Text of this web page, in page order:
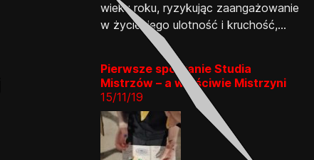
wieku roku, ryzykując zaangażowanie
w życie, jego ulotność i kruchość,...
Pierwsze spotkanie Studia
Mistrzów – a właściwie Mistrzyni
15/11/19